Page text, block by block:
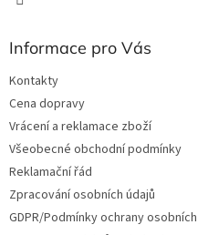
Informace pro Vás
Kontakty
Cena dopravy
Vrácení a reklamace zboží
Všeobecné obchodní podmínky
Reklamační řád
Zpracování osobních údajů
GDPR/Podmínky ochrany